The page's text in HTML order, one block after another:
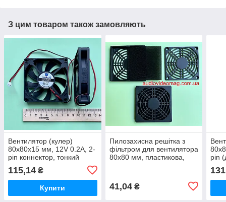
З цим товаром також замовляють
Вентилятор (кулер)
80х80х15 мм, 12V 0.2A, 2-
pin коннектор, тонкий
115,14 ₴
Купити
Пилозахисна решітка з
фільтром для вентилятора
80х80 мм, пластикова,
41,04₴
pin